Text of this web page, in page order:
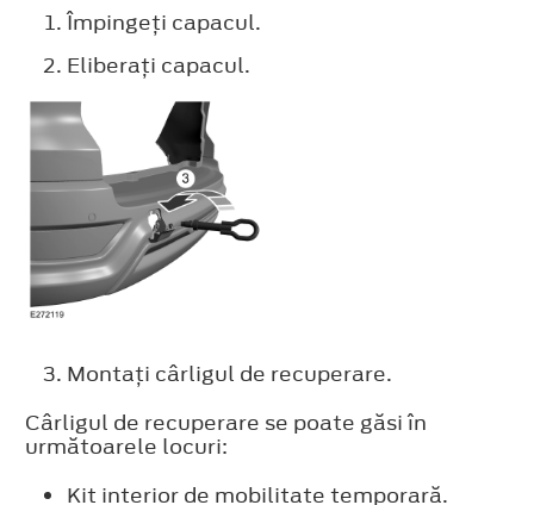
Împingeţi capacul.
Eliberaţi capacul.
Montaţi cârligul de recuperare.
Cârligul de recuperare se poate găsi în
următoarele locuri:
Kit interior de mobilitate temporară.